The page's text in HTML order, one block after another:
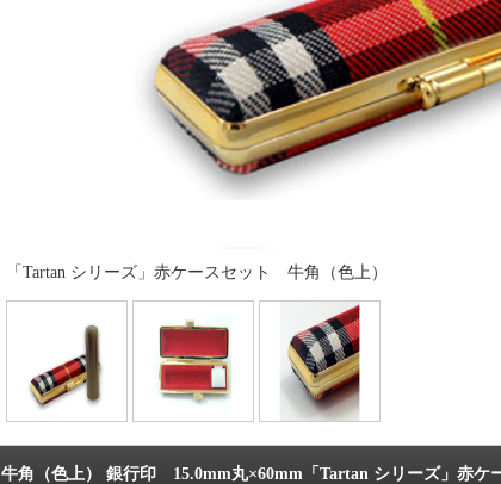
「Tartan シリーズ」赤ケースセット 牛角（色上）
牛角（色上） 銀行印 15.0mm丸×60mm「Tartan シリーズ」赤ケ